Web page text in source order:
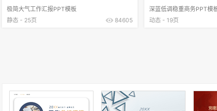
极简大气工作汇报PPT模板
静态 - 25页
84605
深蓝低调稳重商务PPT模
动态 - 19页